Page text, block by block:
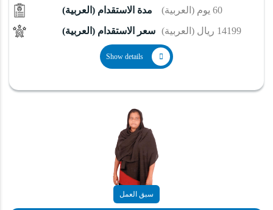
(العربية) مدة الاستقدام
(العربية) 60 يوم
(العربية) سعر الاستقدام
(العربية) 14199 ريال
Show details
سبق العمل